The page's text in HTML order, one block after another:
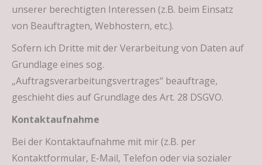
unserer berechtigten Interessen (z.B. beim Einsatz
von Beauftragten, Webhostern, etc.).
Sofern ich Dritte mit der Verarbeitung von Daten auf
Grundlage eines sog.
„Auftragsverarbeitungsvertrages“ beauftrage,
geschieht dies auf Grundlage des Art. 28 DSGVO.
Kontaktaufnahme
Bei der Kontaktaufnahme mit mir (z.B. per
Kontaktformular, E-Mail, Telefon oder via sozialer